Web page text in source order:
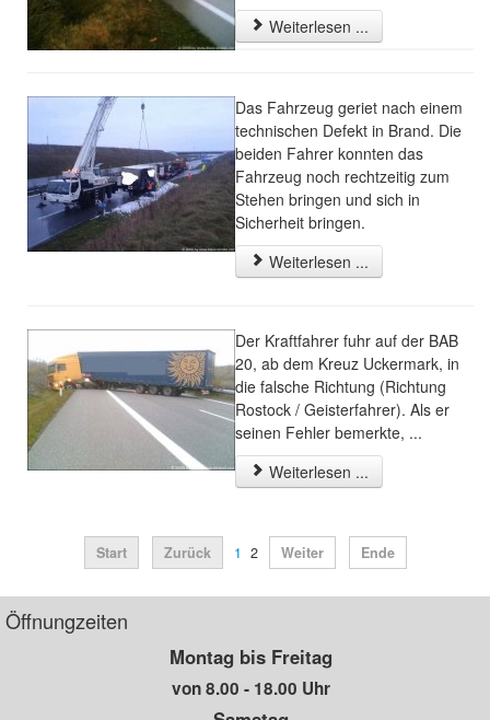
Weiterlesen ...
Das Fahrzeug geriet nach einem
technischen Defekt in Brand. Die
beiden Fahrer konnten das
Fahrzeug noch rechtzeitig zum
Stehen bringen und sich in
Sicherheit bringen.
Weiterlesen ...
Der Kraftfahrer fuhr auf der BAB
20, ab dem Kreuz Uckermark, in
die falsche Richtung (Richtung
Rostock / Geisterfahrer). Als er
seinen Fehler bemerkte, ...
Weiterlesen ...
Start Zurück 1 2 Weiter Ende
Öffnungzeiten
Montag bis Freitag
von 8.00 - 18.00 Uhr